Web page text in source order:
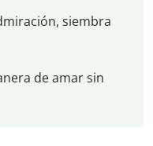
siembra
de amar sin